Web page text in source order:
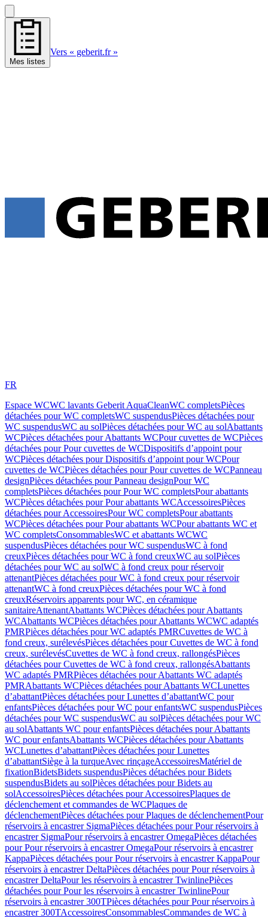
Mes listes
Vers « geberit.fr »
FR
Espace WCWC lavants Geberit AquaCleanWC completsPièces
détachées pour WC completsWC suspendusPièces détachées pour
WC suspendusWC au solPièces détachées pour WC au solAbattants
WCPièces détachées pour Abattants WCPour cuvettes de WCPièces
détachées pour Pour cuvettes de WCDispositifs d’appoint pour
WCPièces détachées pour Dispositifs d’appoint pour WCPour
cuvettes de WCPièces détachées pour Pour cuvettes de WCPanneau
designPièces détachées pour Panneau designPour WC
completsPièces détachées pour Pour WC completsPour abattants
WCPièces détachées pour Pour abattants WCAccessoiresPièces
détachées pour AccessoiresPour WC completsPour abattants
WCPièces détachées pour Pour abattants WCPour abattants WC et
WC completsConsommablesWC et abattants WCWC
suspendusPièces détachées pour WC suspendusWC à fond
creuxPièces détachées pour WC à fond creuxWC au solPièces
détachées pour WC au solWC à fond creux pour réservoir
attenantPièces détachées pour WC à fond creux pour réservoir
attenantWC à fond creuxPièces détachées pour WC à fond
creuxRéservoirs apparents pour WC, en céramique
sanitaireAttenantAbattants WCPièces détachées pour Abattants
WCAbattants WCPièces détachées pour Abattants WCWC adaptés
PMRPièces détachées pour WC adaptés PMRCuvettes de WC à
fond creux, surélevésPièces détachées pour Cuvettes de WC à fond
creux, surélevésCuvettes de WC à fond creux, rallongésPièces
détachées pour Cuvettes de WC à fond creux, rallongésAbattants
WC adaptés PMRPièces détachées pour Abattants WC adaptés
PMRAbattants WCPièces détachées pour Abattants WCLunettes
d’abattantPièces détachées pour Lunettes d’abattantWC pour
enfantsPièces détachées pour WC pour enfantsWC suspendusPièces
détachées pour WC suspendusWC au solPièces détachées pour WC
au solAbattants WC pour enfantsPièces détachées pour Abattants
WC pour enfantsAbattants WCPièces détachées pour Abattants
WCLunettes d’abattantPièces détachées pour Lunettes
d’abattantSiège à la turqueAvec rinçageAccessoiresMatériel de
fixationBidetsBidets suspendusPièces détachées pour Bidets
suspendusBidets au solPièces détachées pour Bidets au
solAccessoiresPièces détachées pour AccessoiresPlaques de
déclenchement et commandes de WCPlaques de
déclenchementPièces détachées pour Plaques de déclenchementPour
réservoirs à encastrer SigmaPièces détachées pour Pour réservoirs à
encastrer SigmaPour réservoirs à encastrer OmegaPièces détachées
pour Pour réservoirs à encastrer OmegaPour réservoirs à encastrer
KappaPièces détachées pour Pour réservoirs à encastrer KappaPour
réservoirs à encastrer DeltaPièces détachées pour Pour réservoirs à
encastrer DeltaPour les réservoirs à encastrer TwinlinePièces
détachées pour Pour les réservoirs à encastrer TwinlinePour
réservoirs à encastrer 300TPièces détachées pour Pour réservoirs à
encastrer 300TAccessoiresConsommablesCommandes de WC à